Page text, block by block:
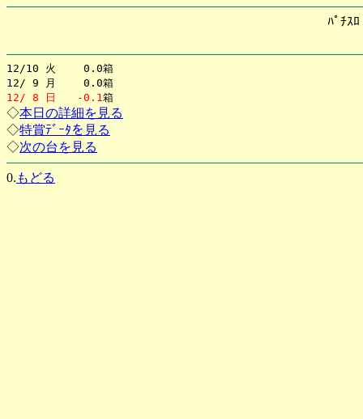
ﾊﾟﾁｽ
12/10 火 0.0箱
12/ 9 月 0.0箱
12/ 8 日
-0.1箱
◇本日の詳細を見る
◇特賞ﾃﾞｰﾀを見る
◇次の台を見る
0. もどる